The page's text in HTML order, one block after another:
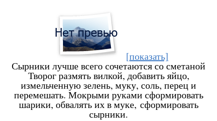
[показать]
Сырники лучше всего сочетаются со сметаной
Творог размять вилкой, добавить яйцо,
измельченную зелень, муку, соль, перец и
перемешать. Мокрыми руками сформировать
шарики, обвалять их в муке, сформировать
сырники.